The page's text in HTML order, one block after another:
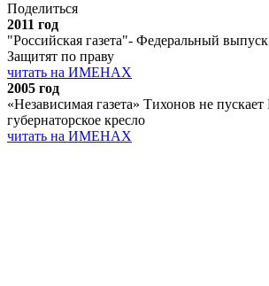
Поделиться
2011 год
"Российская газета"- Федеральный
Защитят по праву
читать на ИМЕНАХ
2005 год
«Независимая газета» Тихонов не
губернаторское кресло
читать на ИМЕНАХ